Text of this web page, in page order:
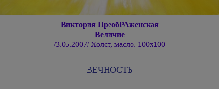
Виктория ПреобРАженская
Величие
/3.05.2007/ Холст, масло. 100х100
ВЕЧНОСТЬ